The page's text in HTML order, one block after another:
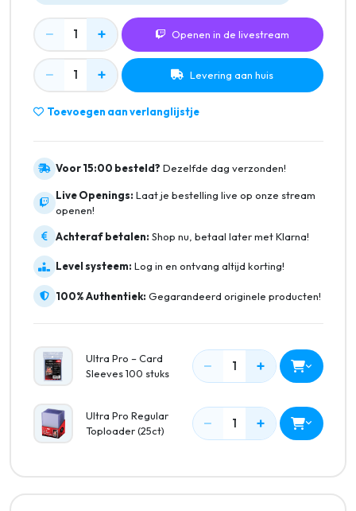
− 1 + Openen in de livestream
− 1 + Levering aan huis
Toevoegen aan verlanglijstje
Voor 15:00 besteld? Dezelfde dag verzonden!
Live Openings: Laat je bestelling live op onze stream
openen!
Achteraf betalen: Shop nu, betaal later met Klarna!
Level systeem: Log in en ontvang altijd korting!
100% Authentiek: Gegarandeerd originele producten!
Ultra Pro – Card
Sleeves 100 stuks
− 1 +
Ultra Pro Regular
Toploader (25ct)
− 1 +